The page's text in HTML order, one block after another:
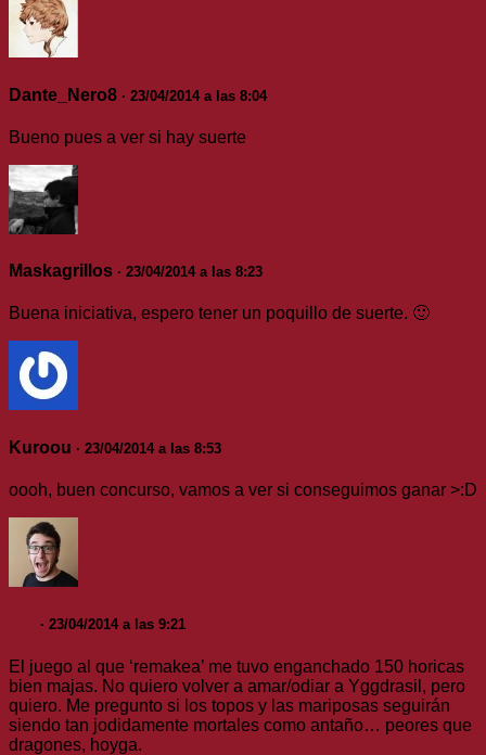
Dante_Nero8 · 23/04/2014 a las 8:04
Bueno pues a ver si hay suerte
Maskagrillos · 23/04/2014 a las 8:23
Buena iniciativa, espero tener un poquillo de suerte. 🙂
Kuroou · 23/04/2014 a las 8:53
oooh, buen concurso, vamos a ver si conseguimos ganar >:D
· 23/04/2014 a las 9:21
El juego al que ‘remakea’ me tuvo enganchado 150 horicas
bien majas. No quiero volver a amar/odiar a Yggdrasil, pero
quiero. Me pregunto si los topos y las mariposas seguirán
siendo tan jodidamente mortales como antaño… peores que
dragones, hoyga.